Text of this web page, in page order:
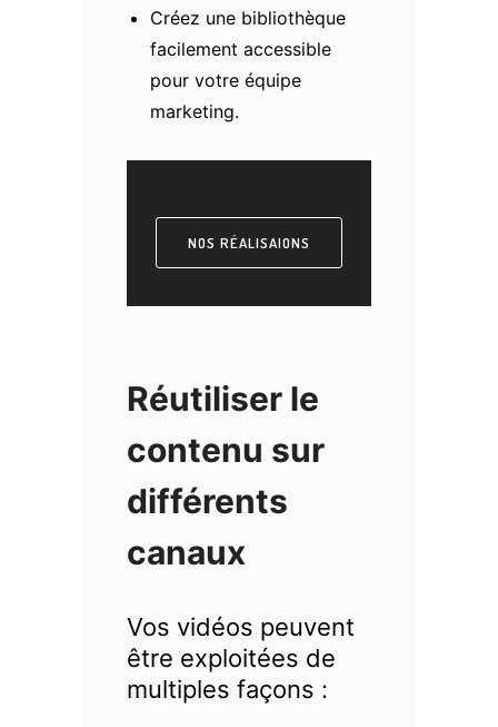
Créez une bibliothèque
facilement accessible
pour votre équipe
marketing.
NOS RÉALISAIONS
Réutiliser le
contenu sur
différents
canaux
Vos vidéos peuvent
être exploitées de
multiples façons :